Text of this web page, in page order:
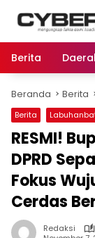
Berita
Beranda Berita
Berita
RESMI!
DPRD
Fokus
Cerdas
Redaksi